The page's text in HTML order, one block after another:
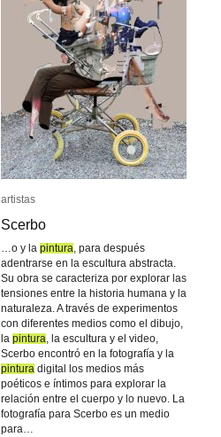
artistas
Scerbo
…o y la pintura , para después
adentrarse en la escultura abstracta.
Su obra se caracteriza por explorar las
tensiones entre la historia humana y la
naturaleza. A través de experimentos
con diferentes medios como el dibujo,
la pintura , la escultura y el video,
Scerbo encontró en la fotografía y la
pintura digital los medios más
poéticos e íntimos para explorar la
relación entre el cuerpo y lo nuevo. La
fotografía para Scerbo es un medio
para…
artistas
Scerbo
pintura
pintura
pintura